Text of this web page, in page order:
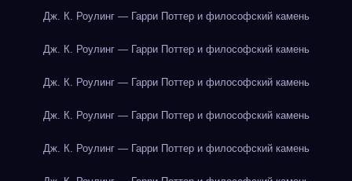
Дж. К. Роулинг — Гарри Поттер и философский камень
Дж. К. Роулинг — Гарри Поттер и философский камень
Дж. К. Роулинг — Гарри Поттер и философский камень
Дж. К. Роулинг — Гарри Поттер и философский камень
Дж. К. Роулинг — Гарри Поттер и философский камень